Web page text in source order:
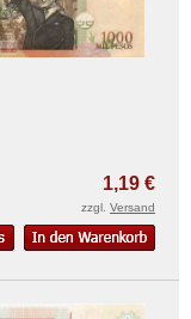
1,19 €
zzgl. Versand